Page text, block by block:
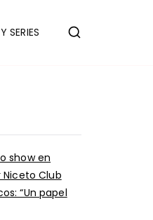
SERIES
show en
Club
“Un papel